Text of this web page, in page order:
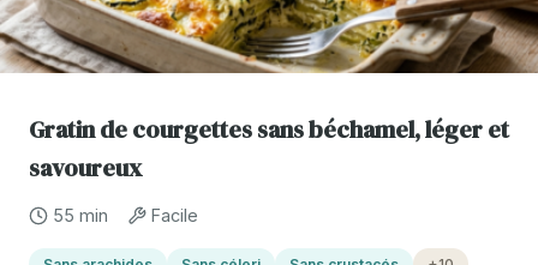
Gratin de courgettes sans béchamel, léger et
savoureux
55 min Facile